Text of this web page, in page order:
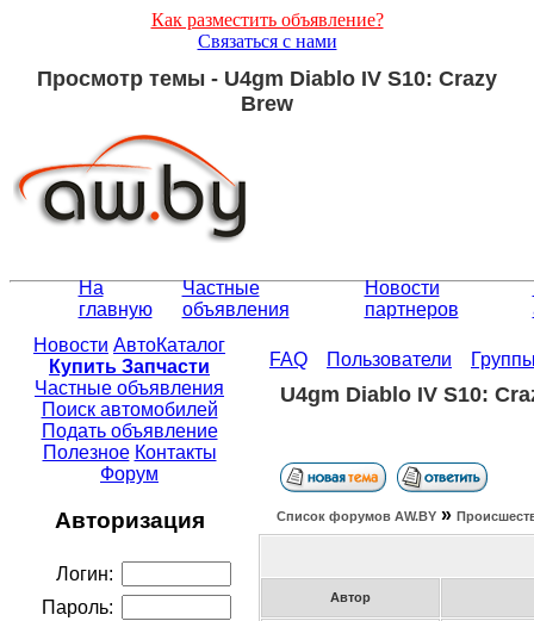
Как разместить объявление?
Связаться с нами
Просмотр темы - U4gm Diablo IV S10: Crazy
Brew
На
главную
Частные
объявления
Новости
партнеров
Новости АвтоКаталог
Купить Запчасти
Частные объявления
Поиск автомобилей
Подать объявление
Полезное Контакты
Форум
Авторизация
Логин:
Пароль:
FAQ Пользователи
U4gm Diablo IV S10:
Список форумов АW.BY »
Автор